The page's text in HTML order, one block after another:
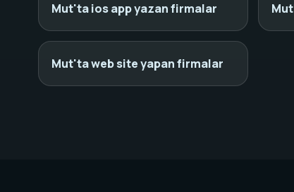
Mut'ta ios app yazan firmalar
Mut'ta web site yapan firmalar